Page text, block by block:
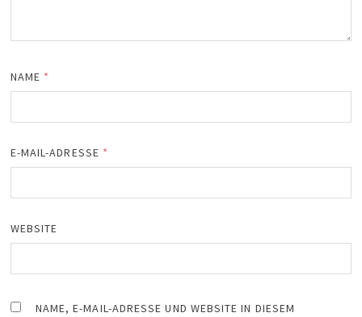
NAME *
E-MAIL-ADRESSE *
WEBSITE
NAME, E-MAIL-ADRESSE UND WEBSITE IN DIESEM